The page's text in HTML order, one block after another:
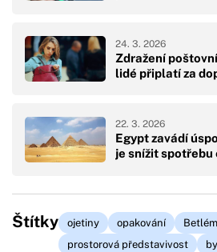
Zdražení
lidé připlatí za
24. 3. 2026
Egypt zavádí
je snížit
22. 3. 2026
Štítky ojetiny opakování
prostorová představivost